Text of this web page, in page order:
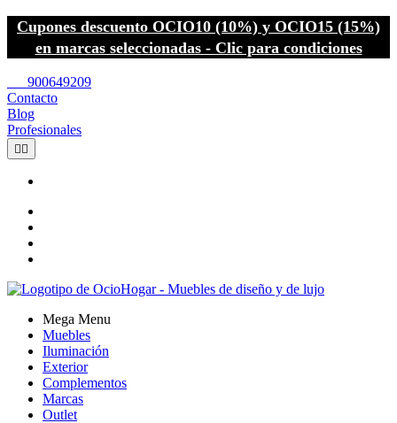
Cupones descuento OCIO10 (10%) y OCIO15 (15%)
en marcas seleccionadas - Clic para condiciones
900649209
Contacto
Blog
Profesionales
 
Mega Menu
Muebles
Iluminación
Exterior
Complementos
Marcas
Outlet